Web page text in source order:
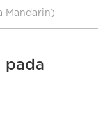
Mandarin)
pada